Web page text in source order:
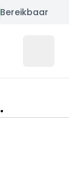
Bereikbaar